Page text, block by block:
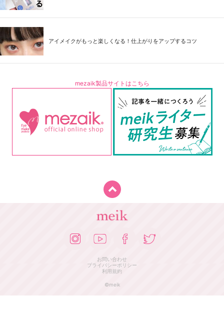
アイメイクがもっと楽しくなる！仕上がりをアップするコツ
mezaik製品サイトはこちら
お問い合わせ
プライバシーポリシー
利用規約
©meik